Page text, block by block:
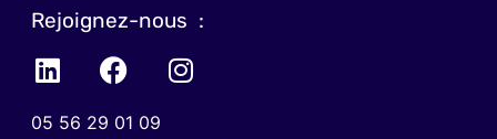
Rejoignez-nous :
05 56 29 01 09